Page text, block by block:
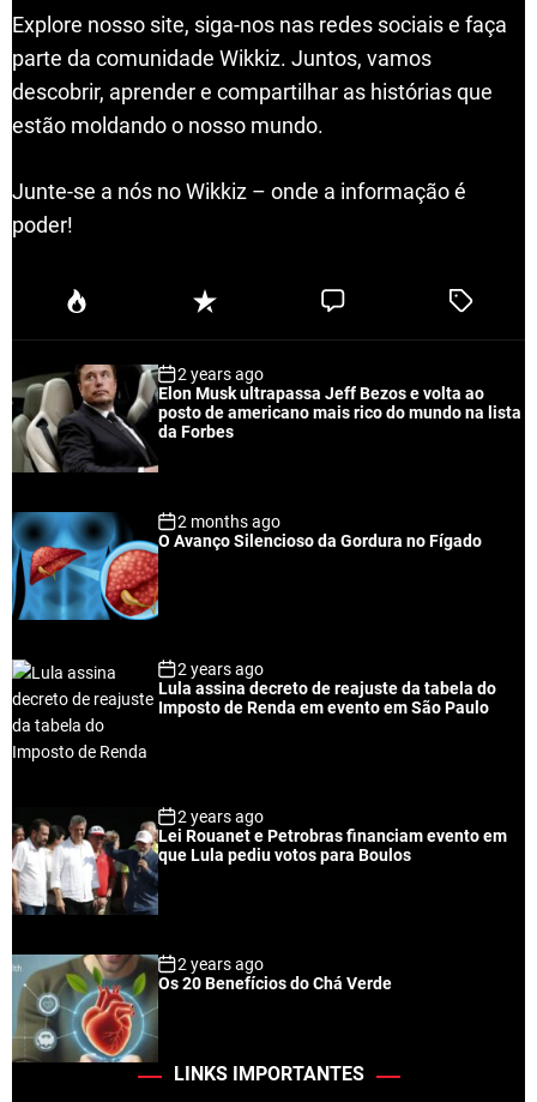
Explore nosso site, siga-nos nas redes sociais e faça
parte da comunidade Wikkiz. Juntos, vamos
descobrir, aprender e compartilhar as histórias que
estão moldando o nosso mundo.
Junte-se a nós no Wikkiz – onde a informação é
poder!
P
u
a
r
R
e
n
t
C
e
T
e
2 years ago
Elon Musk ultrapassa Jeff Bezos e volta ao
posto de americano mais rico do mundo na lista
da Forbes
2 months ago
O Avanço Silencioso da Gordura no Fígado
2 years ago
Lula assina decreto de reajuste da tabela do
Imposto de Renda em evento em São Paulo
2 years ago
Lei Rouanet e Petrobras financiam evento em
que Lula pediu votos para Boulos
2 years ago
Os 20 Benefícios do Chá Verde
LINKS IMPORTANTES